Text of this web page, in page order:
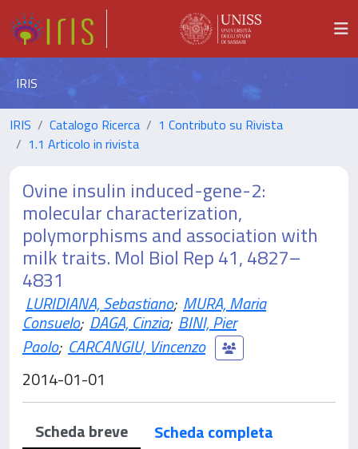
IRIS
IRIS Catalogo Ricerca
1 Contributo su Rivista
1.1 Articolo in rivista
Ovine insulin induced-gene-2:
molecular characterization,
polymorphisms and association with
milk traits. Mol Biol Rep 41, 4827–
4831
LURIDIANA, Sebastiano; MURA, Maria
Consuelo; DAGA, Cinzia; BINI, Pier
Paolo; CARCANGIU, Vincenzo
2014-01-01
Scheda breve
Scheda completa